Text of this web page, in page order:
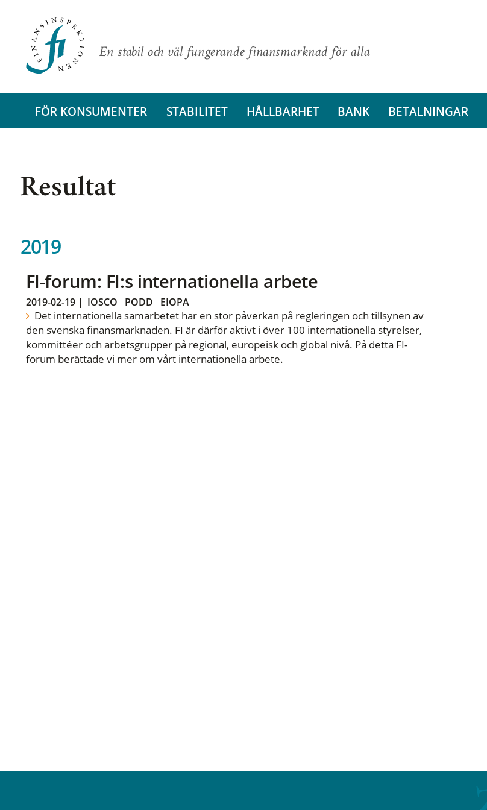
En stabil och väl fungerande finansmarknad för alla
FÖR KONSUMENTER STABILITET HÅLLBARHET BANK BETALNINGAR
Resultat
2019
FI-forum: FI:s internationella arbete
2019-02-19| IOSCO PODD EIOPA
Det internationella samarbetet har en stor påverkan på regleringen och tillsynen av
den svenska finansmarknaden. FI är därför aktivt i över 100 internationella styrelser,
kommittéer och arbetsgrupper på regional, europeisk och global nivå. På detta FI-
forum berättade vi mer om vårt internationella arbete.